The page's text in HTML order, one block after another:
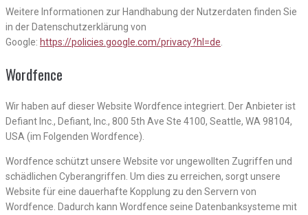
Weitere Informationen zur Handhabung der Nutzerdaten finden Sie
in der Datenschutzerklärung von
Google: https://policies.google.com/privacy?hl=de
Wordfence
Wir haben auf dieser Website Wordfence integriert. Der Anbieter ist
Defiant Inc., Defiant, Inc., 800 5th Ave Ste 4100, Seattle, WA 98104,
USA (im Folgenden Wordfence).
Wordfence schützt unsere Website vor ungewollten Zugriffen und
schädlichen Cyberangriffen. Um dies zu erreichen, sorgt unsere
Website für eine dauerhafte Kopplung zu den Servern von
Wordfence. Dadurch kann Wordfence seine Datenbanksysteme mit